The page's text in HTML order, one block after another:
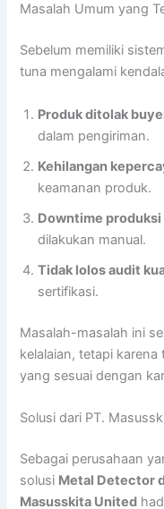
Masalah Umum yang
Sebelum memiliki
tuna mengalami
Produk ditolak
dalam pengiriman.
Kehilangan
keamanan produk.
Downtime
dilakukan manual.
Tidak lolos audit
sertifikasi.
Masalah-masalah ini
kelalaian, tetapi
yang sesuai dengan
Solusi dari PT.
Sebagai perusahaan
solusi Metal Detector
Masusskita United